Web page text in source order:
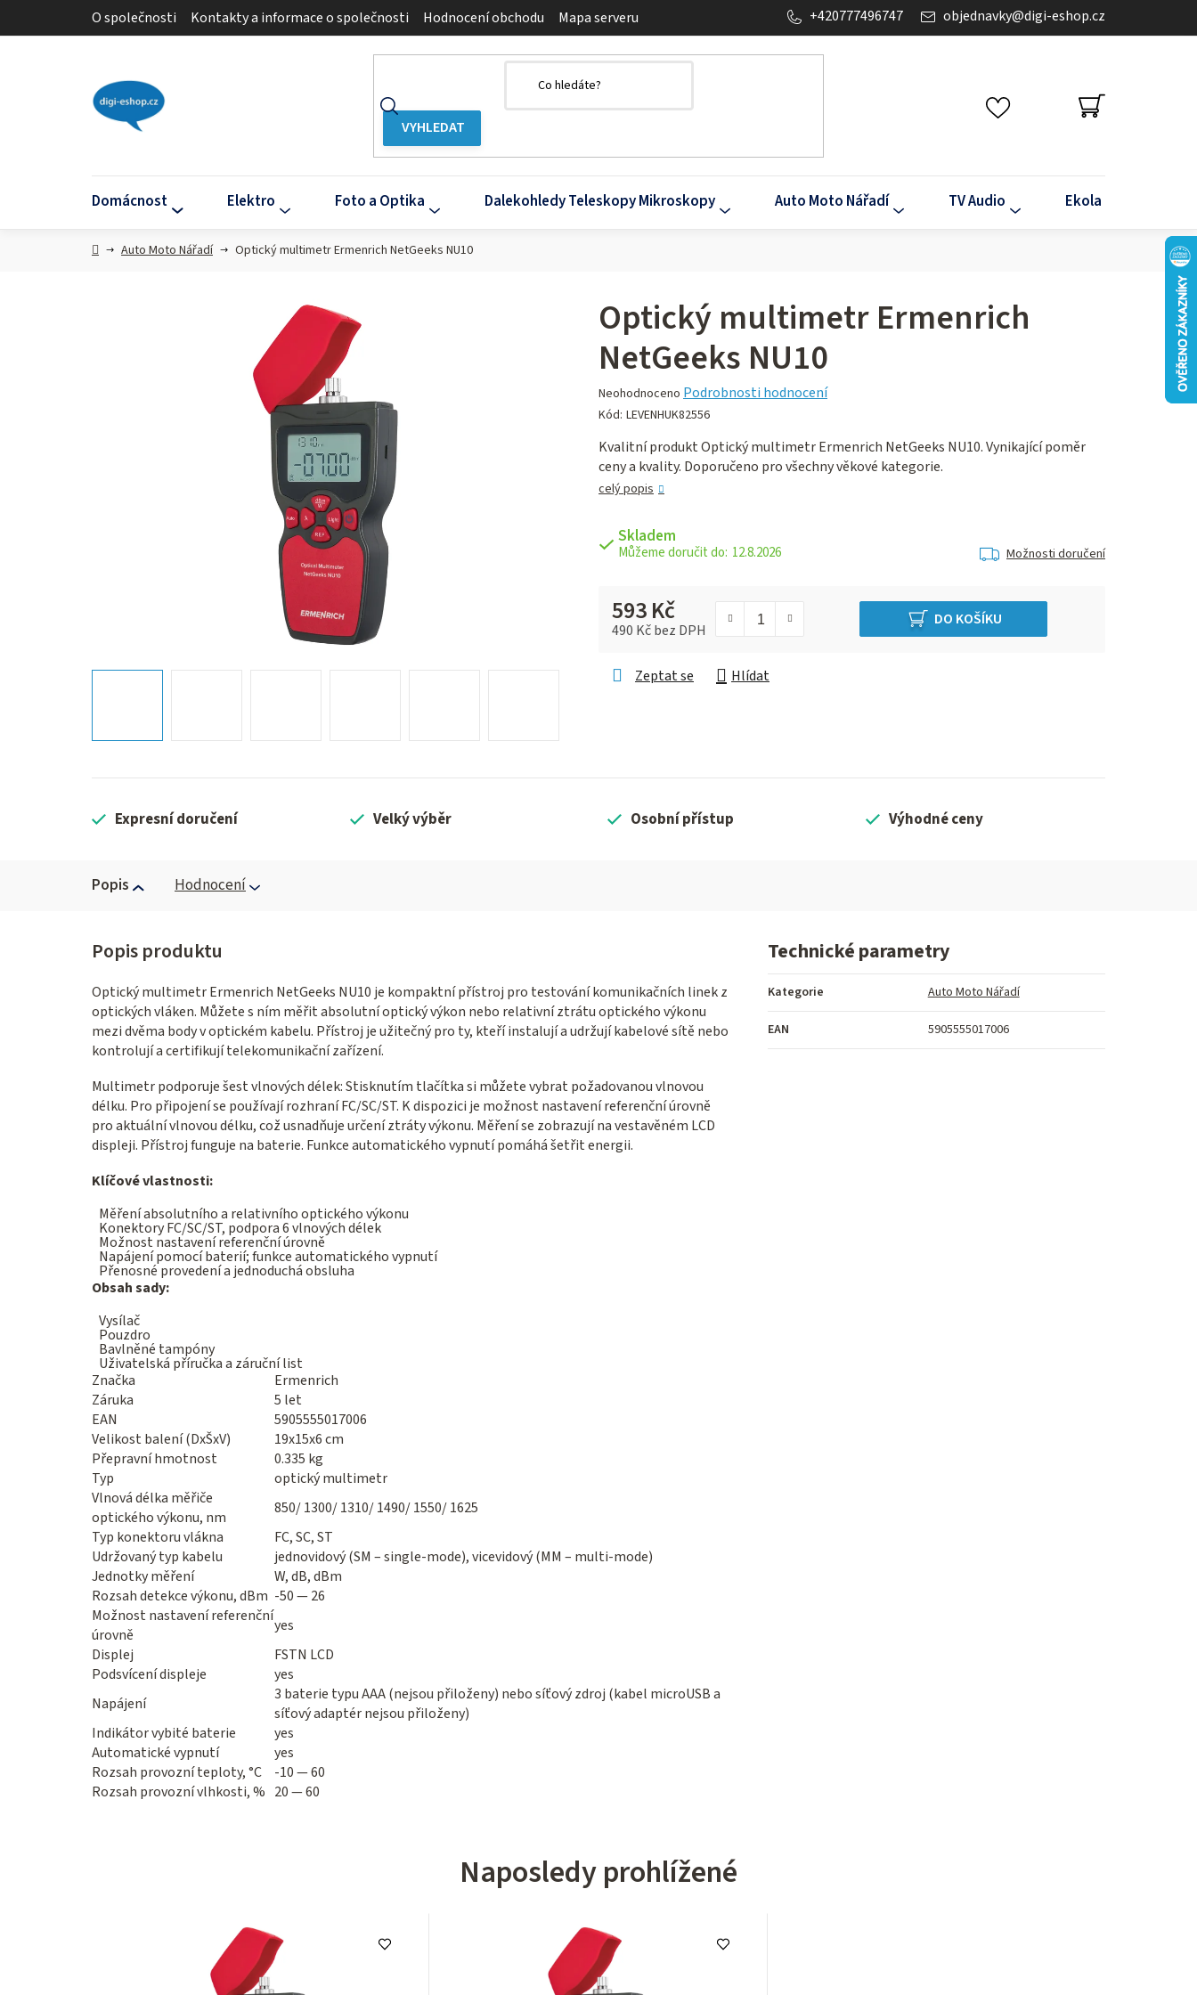
O společnosti Kontakty a informace o společnosti Hodnocení obchodu Mapa serveru objednavky@digi-eshop.cz
+420777496747
NÁKUPNÍ
KOŠÍK
Domácnost Elektro Foto a Optika Dalekohledy Teleskopy Mikroskopy Auto Moto Nářadí TV Audio Ekola
DomůAuto Moto Nářadí Optický multimetr Ermenrich NetGeeks NU10
Optický multimetr Ermenrich
NetGeeks NU10
Průměrné
hodnocení
je
0,0
z 5
Neohodnoceno Podrobnosti hodnocení
Kód: LEVENHUK82556
Kvalitní produkt Optický multimetr Ermenrich NetGeeks NU10. Vynikající poměr
ceny a kvality. Doporučeno pro všechny věkové kategorie.
celý popis
Skladem
12.8.2026 Možnosti doručení
593 Kč
490 Kč bez DPH
DO KOŠÍKU
Zeptat se Hlídat
Expresní doručení Velký výběr Osobní přístup Výhodné ceny
Popis Hodnocení
Optický multimetr Ermenrich NetGeeks NU10 je kompaktní přístroj pro testování komunikačních linek z
optických vláken. Můžete s ním měřit absolutní optický výkon nebo relativní ztrátu optického výkonu
mezi dvěma body v optickém kabelu. Přístroj je užitečný pro ty, kteří instalují a udržují kabelové sítě nebo
kontrolují a certifikují telekomunikační zařízení.
Multimetr podporuje šest vlnových délek: Stisknutím tlačítka si můžete vybrat požadovanou vlnovou
délku. Pro připojení se používají rozhraní FC/SC/ST. K dispozici je možnost nastavení referenční úrovně
pro aktuální vlnovou délku, což usnadňuje určení ztráty výkonu. Měření se zobrazují na vestavěném LCD
displeji. Přístroj funguje na baterie. Funkce automatického vypnutí pomáhá šetřit energii.
Klíčové vlastnosti:
Měření absolutního a relativního optického výkonu
Konektory FC/SC/ST, podpora 6 vlnových délek
Možnost nastavení referenční úrovně
Napájení pomocí baterií; funkce automatického vypnutí
Přenosné provedení a jednoduchá obsluha
Obsah sady:
Vysílač
Pouzdro
Bavlněné tampóny
Uživatelská příručka a záruční list
Značka
Ermenrich
Záruka
5 let
EAN
5905555017006
Velikost balení (DxŠxV)
19x15x6 cm
Přepravní hmotnost
0.335 kg
Typ
optický multimetr
Vlnová délka měřiče
optického výkonu, nm
850/ 1300/ 1310/ 1490/ 1550/ 1625
Typ konektoru vlákna
FC, SC, ST
Udržovaný typ kabelu
jednovidový (SM – single-mode), vicevidový (MM – multi-mode)
Jednotky měření
W, dB, dBm
Rozsah detekce výkonu, dBm -50 — 26
Možnost nastavení referenční
úrovně
yes
Displej
FSTN LCD
Podsvícení displeje
yes
Napájení
3 baterie typu AAA (nejsou přiloženy) nebo síťový zdroj (kabel microUSB a
síťový adaptér nejsou přiloženy)
Indikátor vybité baterie
yes
Automatické vypnutí
yes
Rozsah provozní teploty, °C
-10 — 60
Rozsah provozní vlhkosti, % 20 — 60
Technické parametry
Kategorie Auto Moto Nářadí
EAN 5905555017006
Naposledy prohlížené